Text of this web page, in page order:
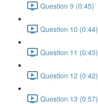
Question 9 (0:45)
Question 10 (0:44)
Question 11 (0:43)
Question 12 (0:42)
Question 13 (0:57)